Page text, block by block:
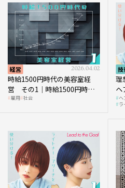
経営 2026.04.02
時給1500円時代の美容室経
営 その1｜時給1500円時代
へ向かう社会的背景
雇用 社会
技
理
ヘ
ヘ
ラ